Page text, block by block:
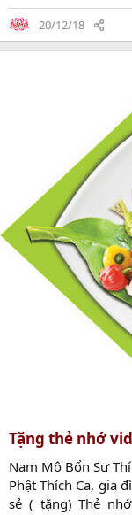
Diệu Pháp Âm
chương trình đăng
quý Phật tử sinh
20/12/18
Tặng thẻ nhớ
Nam Mô Bổn Sư
Phật Thích Ca, gia
sẻ ( tặng) Thẻ